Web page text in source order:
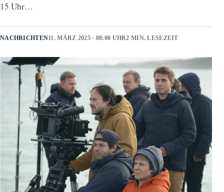
15 Uhr…
NACHRICHTEN11. MÄRZ 2025 · 08:00 UHR2 MIN. LESEZEIT